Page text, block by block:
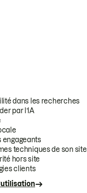
dans les recherches
par l’IA
engageants
techniques de son site
hors site
clients